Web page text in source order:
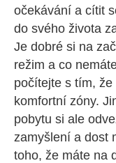
očekávání a cítit
do svého života
Je dobré si na
režim a co
počítejte s tím, že
komfortní zóny.
pobytu si ale
zamyšlení a dost
toho, že máte na